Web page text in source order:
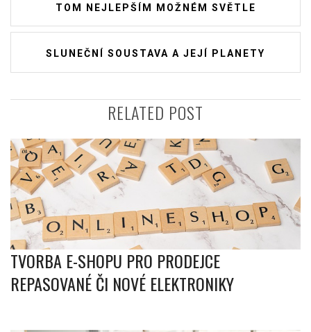
příspěvek
TOM NEJLEPŠÍM MOŽNÉM SVĚTLE
SLUNEČNÍ SOUSTAVA A JEJÍ PLANETY
RELATED POST
TVORBA E-SHOPU PRO PRODEJCE
REPASOVANÉ ČI NOVÉ ELEKTRONIKY